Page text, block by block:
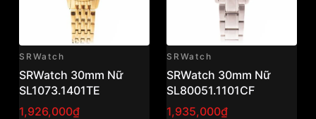
SRWatch
SRWatch 30mm Nữ
SL1073.1401TE
1,926,000₫
SRWatch
SRWatch 30mm Nữ
SL80051.1101CF
1,935,000₫